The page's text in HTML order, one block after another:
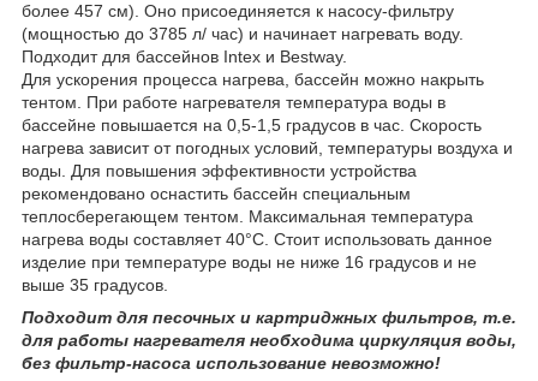
более 457 см). Оно присоединяется к насосу-фильтру
(мощностью до 3785 л/ час) и начинает нагревать воду.
Подходит для бассейнов Intex и Bestway.
Для ускорения процесса нагрева, бассейн можно накрыть
тентом. При работе нагревателя температура воды в
бассейне повышается на 0,5-1,5 градусов в час. Скорость
нагрева зависит от погодных условий, температуры воздуха и
воды. Для повышения эффективности устройства
рекомендовано оснастить бассейн специальным
теплосберегающем тентом. Максимальная температура
нагрева воды составляет 40°С. Стоит использовать данное
изделие при температуре воды не ниже 16 градусов и не
выше 35 градусов.
Подходит для песочных и картриджных фильтров, т.е.
для работы нагревателя необходима циркуляция воды,
без фильтр-насоса использование невозможно!